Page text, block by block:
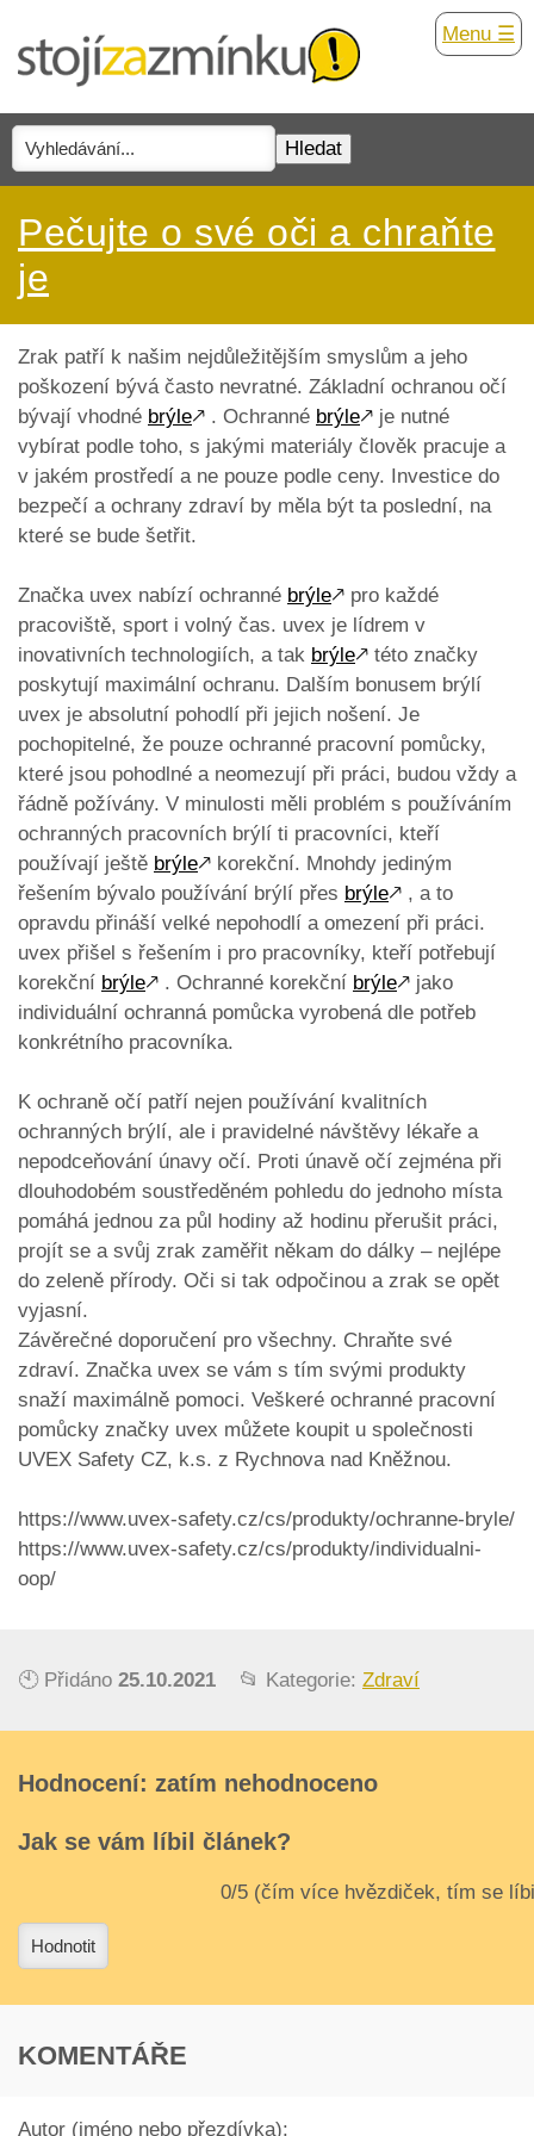
Menu ☰
Pečujte o své oči a chraňte
je
Zrak patří k našim nejdůležitějším smyslům a jeho
poškození bývá často nevratné. Základní ochranou očí
bývají vhodné brýle🡕 . Ochranné brýle🡕 je nutné
vybírat podle toho, s jakými materiály člověk pracuje a
v jakém prostředí a ne pouze podle ceny. Investice do
bezpečí a ochrany zdraví by měla být ta poslední, na
které se bude šetřit.
Značka uvex nabízí ochranné brýle🡕 pro každé
pracoviště, sport i volný čas. uvex je lídrem v
inovativních technologiích, a tak brýle🡕 této značky
poskytují maximální ochranu. Dalším bonusem brýlí
uvex je absolutní pohodlí při jejich nošení. Je
pochopitelné, že pouze ochranné pracovní pomůcky,
které jsou pohodlné a neomezují při práci, budou vždy a
řádně požívány. V minulosti měli problém s používáním
ochranných pracovních brýlí ti pracovníci, kteří
používají ještě brýle🡕 korekční. Mnohdy jediným
řešením bývalo používání brýlí přes brýle🡕 , a to
opravdu přináší velké nepohodlí a omezení při práci.
uvex přišel s řešením i pro pracovníky, kteří potřebují
korekční brýle🡕 . Ochranné korekční brýle🡕 jako
individuální ochranná pomůcka vyrobená dle potřeb
konkrétního pracovníka.
K ochraně očí patří nejen používání kvalitních
ochranných brýlí, ale i pravidelné návštěvy lékaře a
nepodceňování únavy očí. Proti únavě očí zejména při
dlouhodobém soustředěném pohledu do jednoho místa
pomáhá jednou za půl hodiny až hodinu přerušit práci,
projít se a svůj zrak zaměřit někam do dálky – nejlépe
do zeleně přírody. Oči si tak odpočinou a zrak se opět
vyjasní.
Závěrečné doporučení pro všechny. Chraňte své
zdraví. Značka uvex se vám s tím svými produkty
snaží maximálně pomoci. Veškeré ochranné pracovní
pomůcky značky uvex můžete koupit u společnosti
UVEX Safety CZ, k.s. z Rychnova nad Kněžnou.
https://www.uvex-safety.cz/cs/produkty/ochranne-bryle/
https://www.uvex-safety.cz/cs/produkty/individualni-
oop/
🕙 Přidáno 25.10.2021 📂 Kategorie: Zdraví
Hodnocení: zatím nehodnoceno
Jak se vám líbil článek?
Hodnotit
KOMENTÁŘE
Autor (jméno nebo přezdívka):